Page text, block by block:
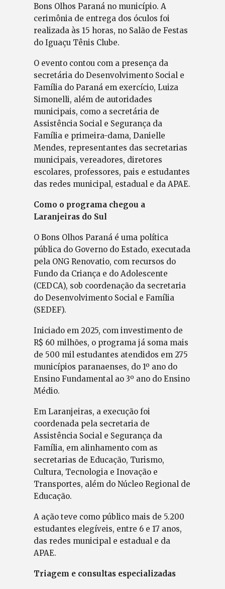
Bons Olhos Paraná no município. A
cerimônia de entrega dos óculos foi
realizada às 15 horas, no Salão de Festas
do Iguaçu Tênis Clube.
O evento contou com a presença da
secretária do Desenvolvimento Social e
Família do Paraná em exercício, Luiza
Simonelli, além de autoridades
municipais, como a secretária de
Assistência Social e Segurança da
Família e primeira-dama, Danielle
Mendes, representantes das secretarias
municipais, vereadores, diretores
escolares, professores, pais e estudantes
das redes municipal, estadual e da APAE.
Como o programa chegou a
Laranjeiras do Sul
O Bons Olhos Paraná é uma política
pública do Governo do Estado, executada
pela ONG Renovatio, com recursos do
Fundo da Criança e do Adolescente
(CEDCA), sob coordenação da secretaria
do Desenvolvimento Social e Família
(SEDEF).
Iniciado em 2025, com investimento de
R$ 60 milhões, o programa já soma mais
de 500 mil estudantes atendidos em 275
municípios paranaenses, do 1º ano do
Ensino Fundamental ao 3º ano do Ensino
Médio.
Em Laranjeiras, a execução foi
coordenada pela secretaria de
Assistência Social e Segurança da
Família, em alinhamento com as
secretarias de Educação, Turismo,
Cultura, Tecnologia e Inovação e
Transportes, além do Núcleo Regional de
Educação.
A ação teve como público mais de 5.200
estudantes elegíveis, entre 6 e 17 anos,
das redes municipal e estadual e da
APAE.
Triagem e consultas especializadas